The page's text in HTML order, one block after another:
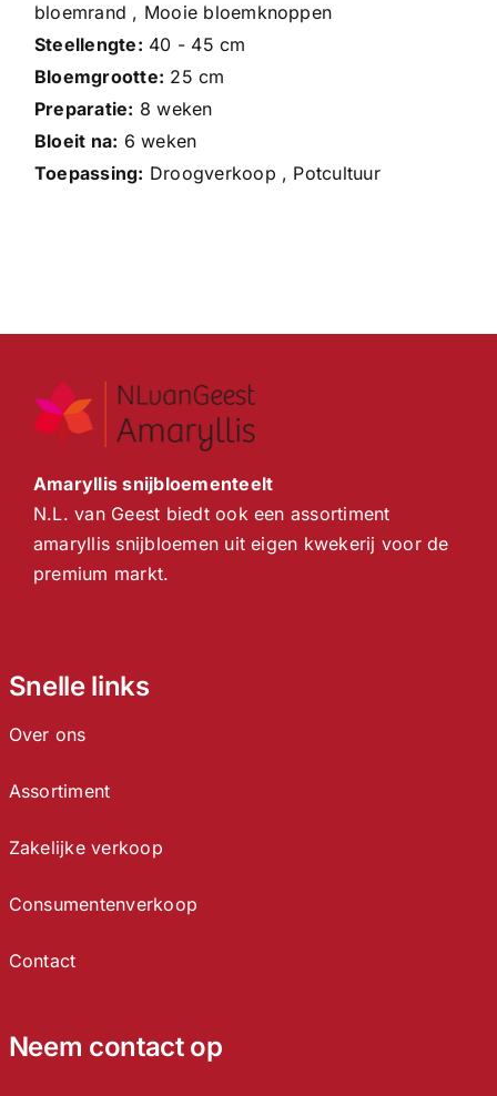
bloemrand , Mooie bloemknoppen
Steellengte: 40 - 45 cm
Bloemgrootte: 25 cm
Preparatie: 8 weken
Bloeit na: 6 weken
Toepassing: Droogverkoop , Potcultuur
Amaryllis snijbloementeelt
N.L. van Geest biedt ook een assortiment
amaryllis snijbloemen uit eigen kwekerij voor de
premium markt.
Snelle links
Over ons
Assortiment
Zakelijke verkoop
Consumentenverkoop
Contact
Neem contact op